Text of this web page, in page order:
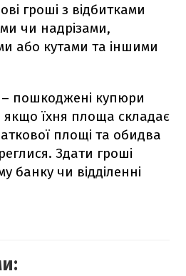
гроші з відбитками
чи надрізами,
або кутами та іншими
пошкоджені купюри
їхня площа складає
площі та обидва
Здати гроші
банку чи відділенні